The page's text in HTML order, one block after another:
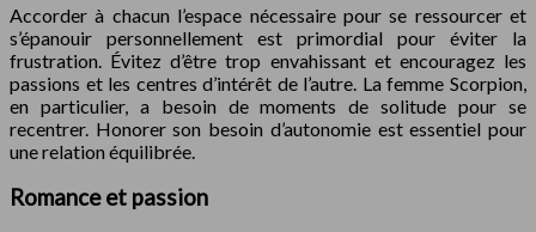
Accorder à chacun l’espace nécessaire pour se ressourcer et
s’épanouir personnellement est primordial pour éviter la
frustration. Évitez d’être trop envahissant et encouragez les
passions et les centres d’intérêt de l’autre. La femme Scorpion,
en particulier, a besoin de moments de solitude pour se
recentrer. Honorer son besoin d’autonomie est essentiel pour
une relation équilibrée.
Romance et passion